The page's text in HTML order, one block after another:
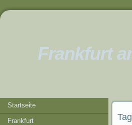
Frankfurt
Startseite
Frankfurt